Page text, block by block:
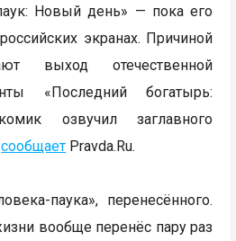
Новый день» — пока его
экранах. Причиной
выход отечественной
«Последний богатырь:
озвучил заглавного
сообщает Pravda.Ru.
паука», перенесённого.
вообще перенёс пару раз